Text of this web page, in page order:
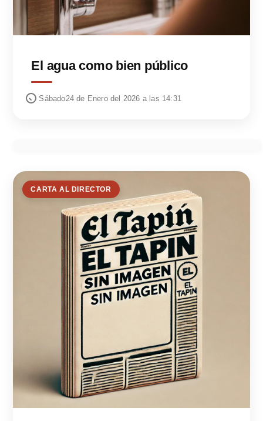
El agua como bien público
Sábado24 de Enero del 2026 a las 14:31
CARTA AL DIRECTOR